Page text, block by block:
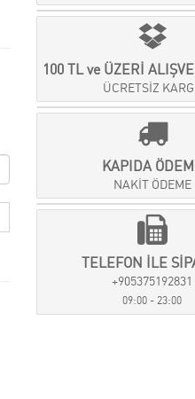
100 TL ve ÜZERİ
ÜCRETSİZ
KAPIDA
NAKİT ÖDEME
TELEFON İLE
+905375192831
09:00 - 23:00